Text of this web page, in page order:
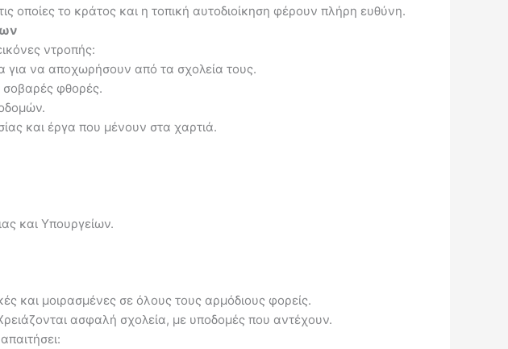
οποίες το κράτος και η τοπική αυτοδιοίκηση φέρουν πλήρη ευθύνη.
ντροπής:
για να αποχωρήσουν από τα σχολεία τους.
σοβαρές φθορές.
και έργα που μένουν στα χαρτιά.
και Υπουργείων.
και μοιρασμένες σε όλους τους αρμόδιους φορείς.
ασφαλή σχολεία, με υποδομές που αντέχουν.